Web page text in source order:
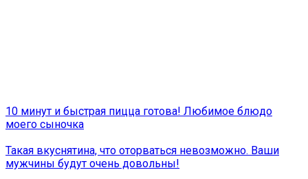
10 минут и быстрая пицца готова! Любимое блюдо
моего сыночка
Такая вкуснятина, что оторваться невозможно. Ваши
мужчины будут очень довольны!